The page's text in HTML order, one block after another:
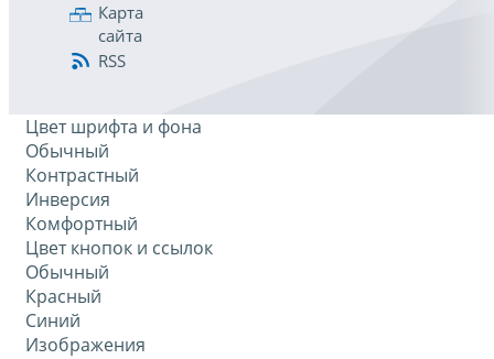
Карта
сайта
RSS
Цвет шрифта и фона
Обычный
Контрастный
Инверсия
Комфортный
Цвет кнопок и ссылок
Обычный
Красный
Синий
Изображения